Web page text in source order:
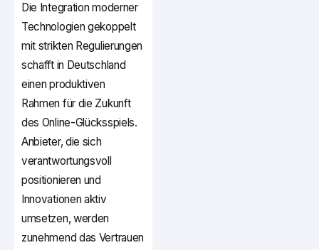
Die Integration moderner
Technologien gekoppelt
mit strikten Regulierungen
schafft in Deutschland
einen produktiven
Rahmen für die Zukunft
des Online-Glücksspiels.
Anbieter, die sich
verantwortungsvoll
positionieren und
Innovationen aktiv
umsetzen, werden
zunehmend das Vertrauen